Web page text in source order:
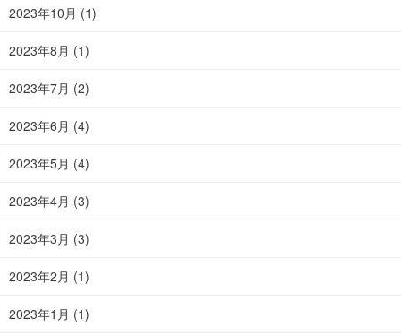
2023年10月 (1)
2023年8月 (1)
2023年7月 (2)
2023年6月 (4)
2023年5月 (4)
2023年4月 (3)
2023年3月 (3)
2023年2月 (1)
2023年1月 (1)